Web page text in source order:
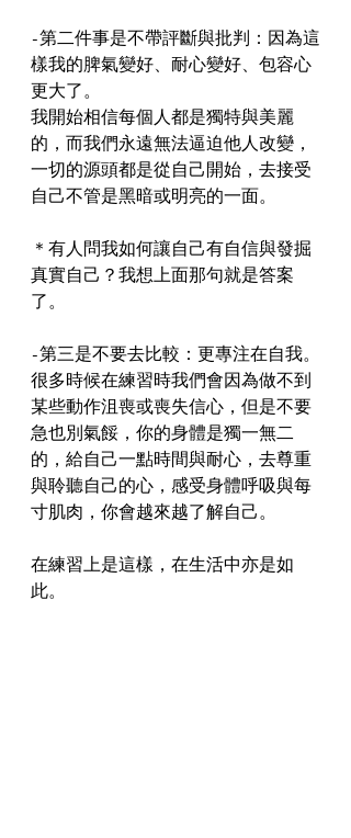
-第二件事是不帶評斷與批判：因為這
樣我的脾氣變好、耐心變好、包容心
更大了。
我開始相信每個人都是獨特與美麗
的，而我們永遠無法逼迫他人改變，
一切的源頭都是從自己開始，去接受
自己不管是黑暗或明亮的一面。
＊有人問我如何讓自己有自信與發掘
真實自己？我想上面那句就是答案
了。
-第三是不要去比較：更專注在自我。
很多時候在練習時我們會因為做不到
某些動作沮喪或喪失信心，但是不要
急也別氣餒，你的身體是獨一無二
的，給自己一點時間與耐心，去尊重
與聆聽自己的心，感受身體呼吸與每
寸肌肉，你會越來越了解自己。
在練習上是這樣，在生活中亦是如
此。